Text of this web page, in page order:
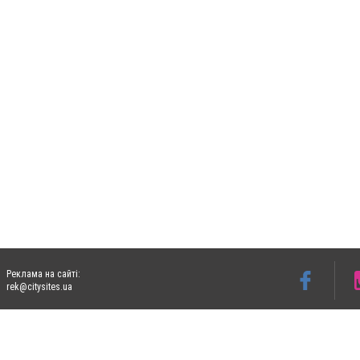
Реклама на сайті:
rek@citysites.ua